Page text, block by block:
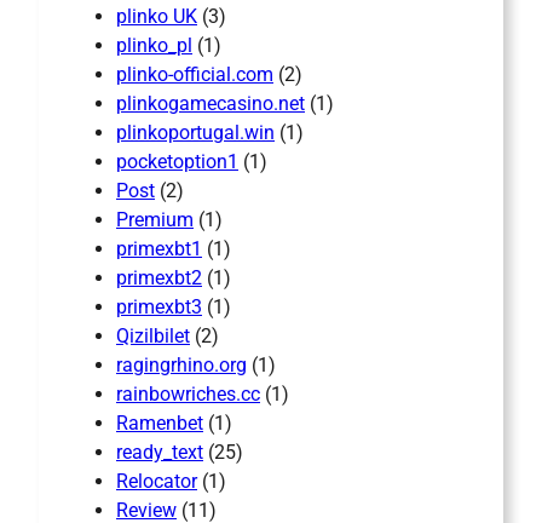
plinko UK (3)
plinko_pl (1)
plinko-official.com (2)
plinkogamecasino.net (1)
plinkoportugal.win (1)
pocketoption1 (1)
Post (2)
Premium (1)
primexbt1 (1)
primexbt2 (1)
primexbt3 (1)
Qizilbilet (2)
ragingrhino.org (1)
rainbowriches.cc (1)
Ramenbet (1)
ready_text (25)
Relocator(1)
Review (11)